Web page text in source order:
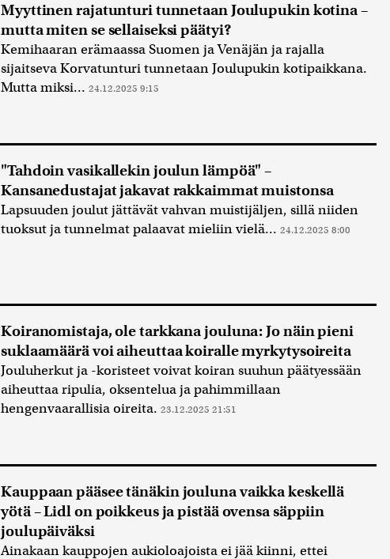
Myyttinen rajatunturi tunnetaan Joulupukin kotina –
mutta miten se sellaiseksi päätyi?
Kemihaaran erämaassa Suomen ja Venäjän ja rajalla
sijaitseva Korvatunturi tunnetaan Joulupukin kotipaikkana.
Mutta miksi... 24.12.2025 9:15
"Tahdoin vasikallekin joulun lämpöä" –
Kansanedustajat jakavat rakkaimmat muistonsa
Lapsuuden joulut jättävät vahvan muistijäljen, sillä niiden
tuoksut ja tunnelmat palaavat mieliin vielä... 24.12.2025 8:00
Koiranomistaja, ole tarkkana jouluna: Jo näin pieni
suklaamäärä voi aiheuttaa koiralle myrkytysoireita
Jouluherkut ja -koristeet voivat koiran suuhun päätyessään
aiheuttaa ripulia, oksentelua ja pahimmillaan
hengenvaarallisia oireita. 23.12.2025 21:51
Kauppaan pääsee tänäkin jouluna vaikka keskellä
yötä – Lidl on poikkeus ja pistää ovensa säppiin
joulupäiväksi
Ainakaan kauppojen aukioloajoista ei jää kiinni, ettei